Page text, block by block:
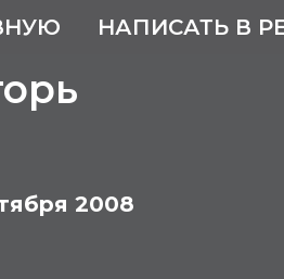
НАПИСАТЬ В
2008